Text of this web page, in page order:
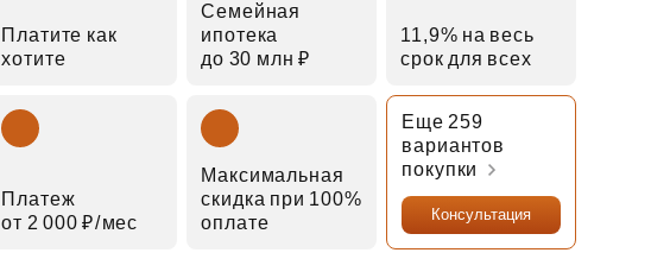
Платите как
хотите
Семейная
ипотека
до 30 млн ₽
11,9% на весь
срок для всех
Платеж
от 2 000 ₽⁠/⁠мес
Максимальная
скидка при 100%
оплате
Еще 259
вариантов
покупки
Консультация